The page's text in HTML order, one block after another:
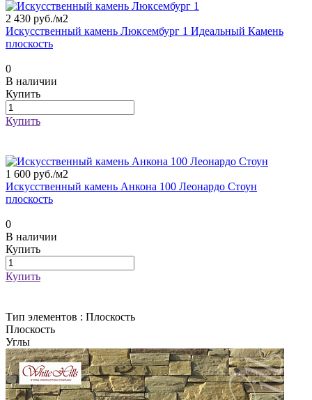
2 430 руб./м2
Искусственный камень Люксембург 1 Идеальный Камень
плоскость
0
В наличии
Купить
Купить
1 600 руб./м2
Искусственный камень Анкона 100 Леонардо Стоун
плоскость
0
В наличии
Купить
Купить
Тип элементов : Плоскость
Плоскость
Углы